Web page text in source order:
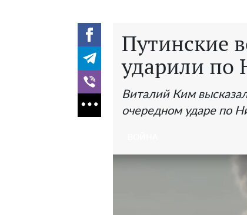
Путинские
ударили по
Виталий Ким
очередном ударе по